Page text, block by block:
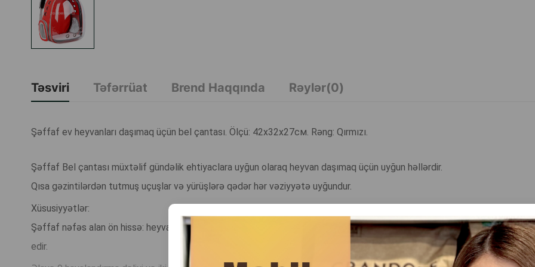
Təsviri Təfərrüat Brend Haqqında Rəylər(0)
Şəffaf ev heyvanları daşımaq üçün bel çantası. Ölçü: 42х32х27см. Rəng: Qırmızı.
Şəffaf Bel çantası müxtəlif gündəlik ehtiyaclara uyğun olaraq heyvan daşımaq üçün uyğun həllərdir.
Qısa gəzintilərdən tutmuş uçuşlar və yürüşlərə qədər hər vəziyyətə uyğundur.
Xüsusiyyətlər:
Şəffaf nəfəs alan ön hissə: heyvanınızın vizual məkanını artırır və ətraf mənzərəni seyr etməsinə imkan verən əla
edir.